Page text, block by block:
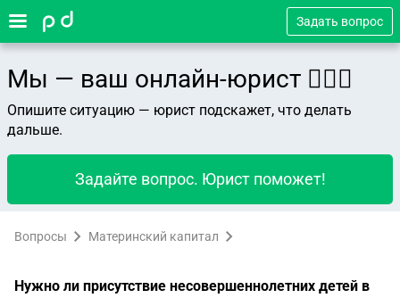
Задать вопрос
Мы — ваш онлайн-юрист 👨🏻‍⚖️
Опишите ситуацию — юрист подскажет, что делать
дальше.
Задайте вопрос. Юрист поможет!
Вопросы Материнский капитал
Нужно ли присутствие несовершеннолетних детей в